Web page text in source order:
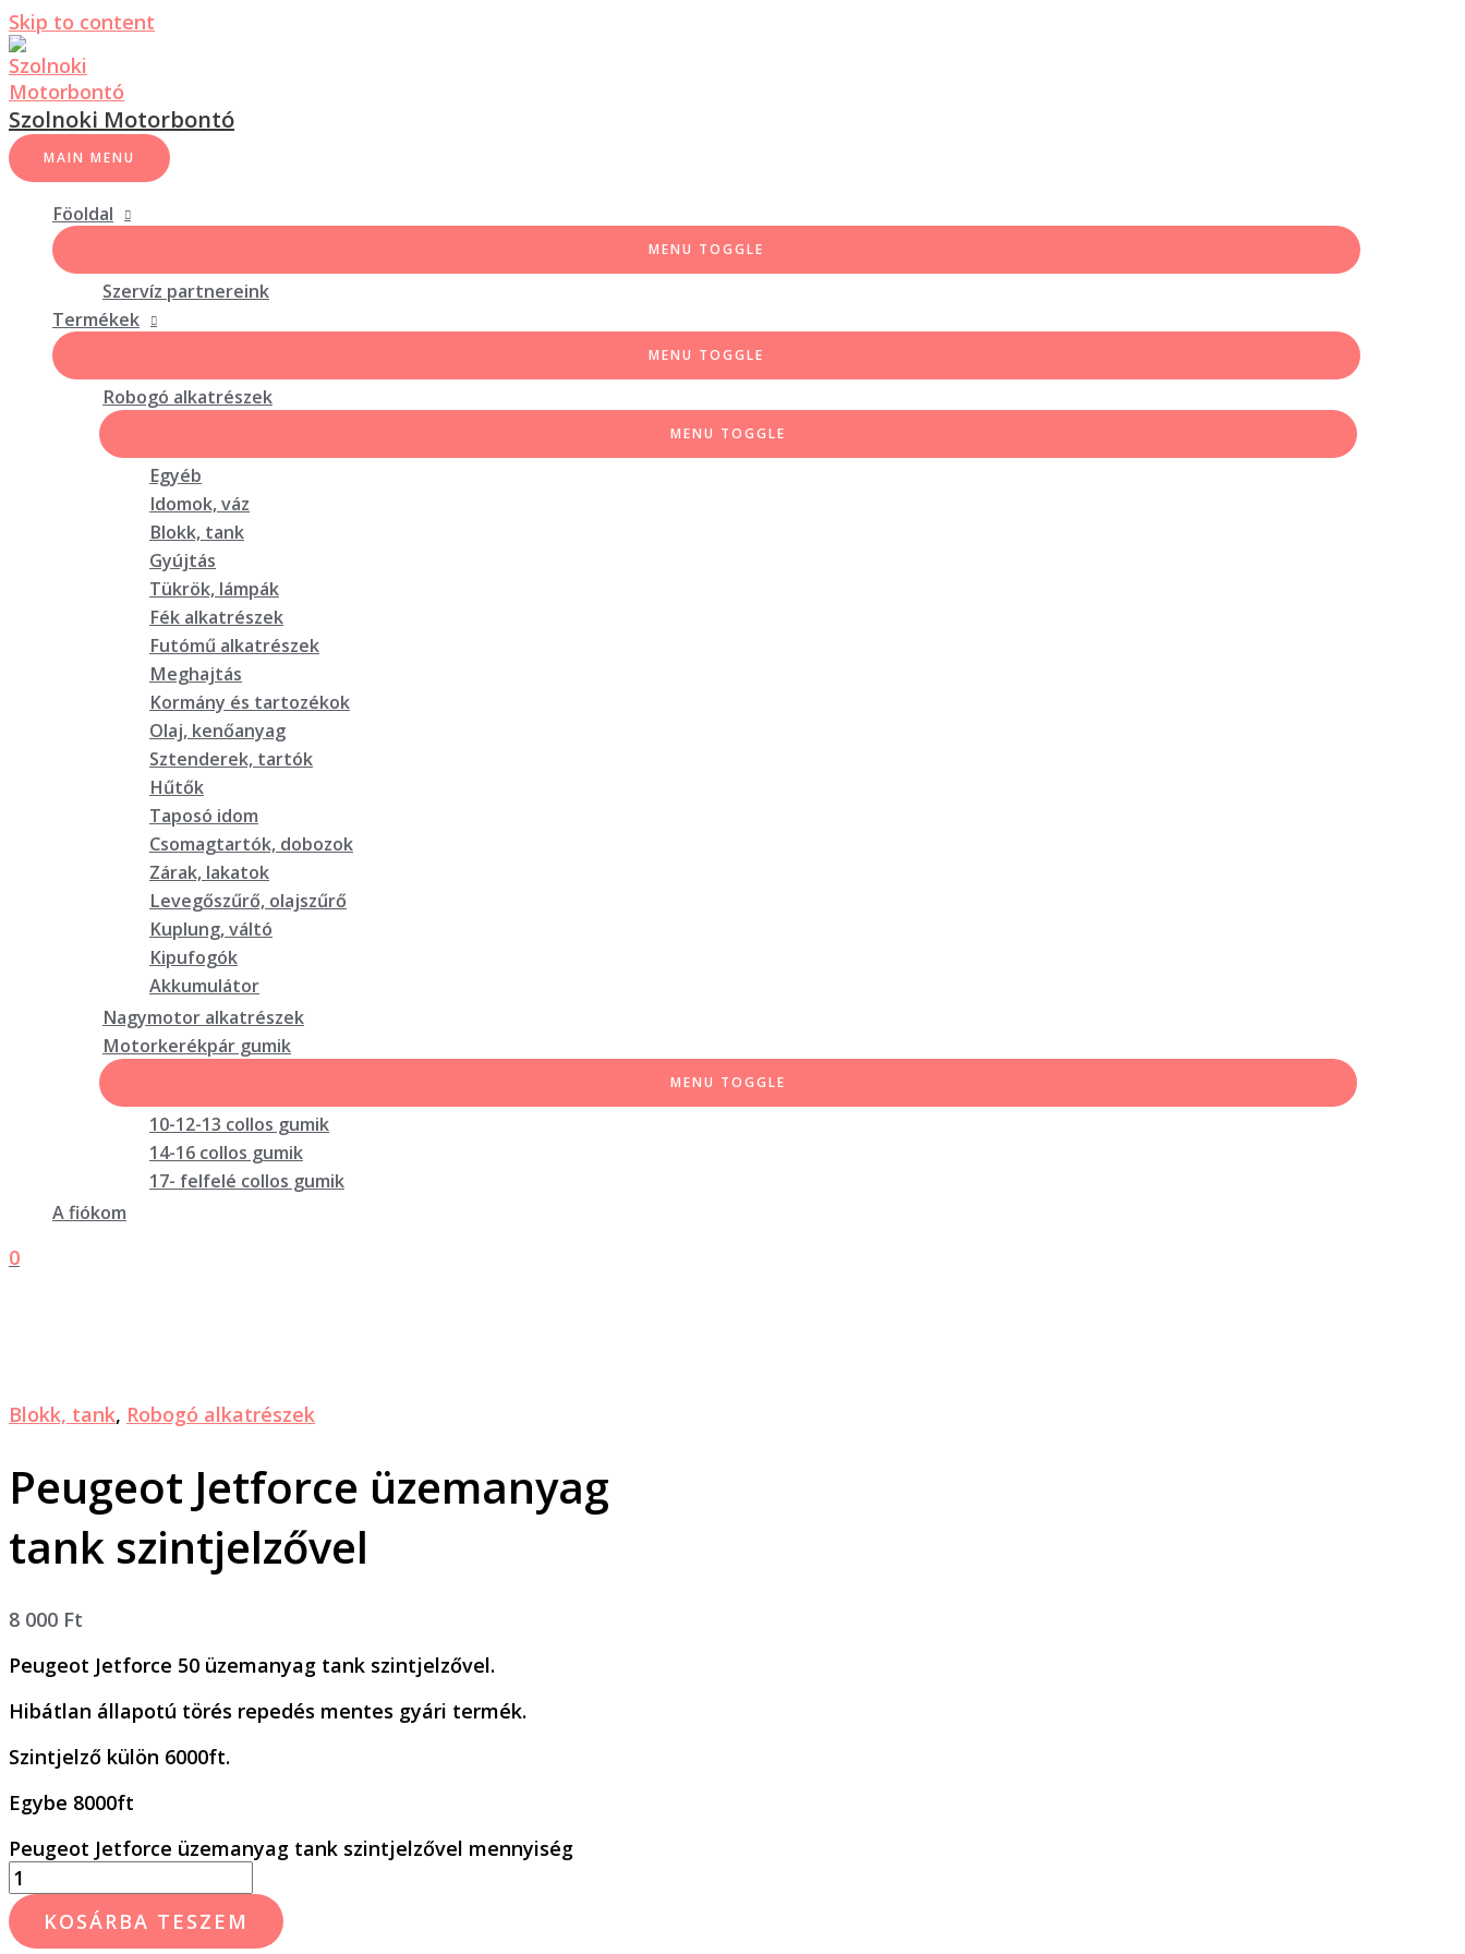
Skip to content
Szolnoki Motorbontó
MAIN MENU
Föoldal
MENU TOGGLE
Szervíz partnereink
Termékek
MENU TOGGLE
Robogó alkatrészek
MENU TOGGLE
Egyéb
Idomok, váz
Blokk, tank
Gyújtás
Tükrök, lámpák
Fék alkatrészek
Futómű alkatrészek
Meghajtás
Kormány és tartozékok
Olaj, kenőanyag
Sztenderek, tartók
Hűtők
Taposó idom
Csomagtartók, dobozok
Zárak, lakatok
Levegőszűrő, olajszűrő
Kuplung, váltó
Kipufogók
Akkumulátor
Nagymotor alkatrészek
Motorkerékpár gumik
MENU TOGGLE
10-12-13 collos gumik
14-16 collos gumik
17- felfelé collos gumik
A fiókom
0
Blokk, tank, Robogó alkatrészek
Peugeot Jetforce üzemanyag
tank szintjelzővel
8 000 Ft
Peugeot Jetforce 50 üzemanyag tank szintjelzővel.
Hibátlan állapotú törés repedés mentes gyári termék.
Szintjelző külön 6000ft.
Egybe 8000ft
Peugeot Jetforce üzemanyag tank szintjelzővel mennyiség
KOSÁRBA TESZEM